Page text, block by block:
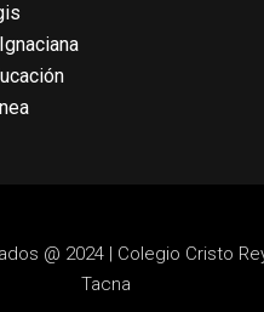
@ 2024 | Colegio Cristo
Tacna